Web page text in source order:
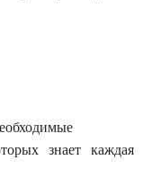
знает каждая